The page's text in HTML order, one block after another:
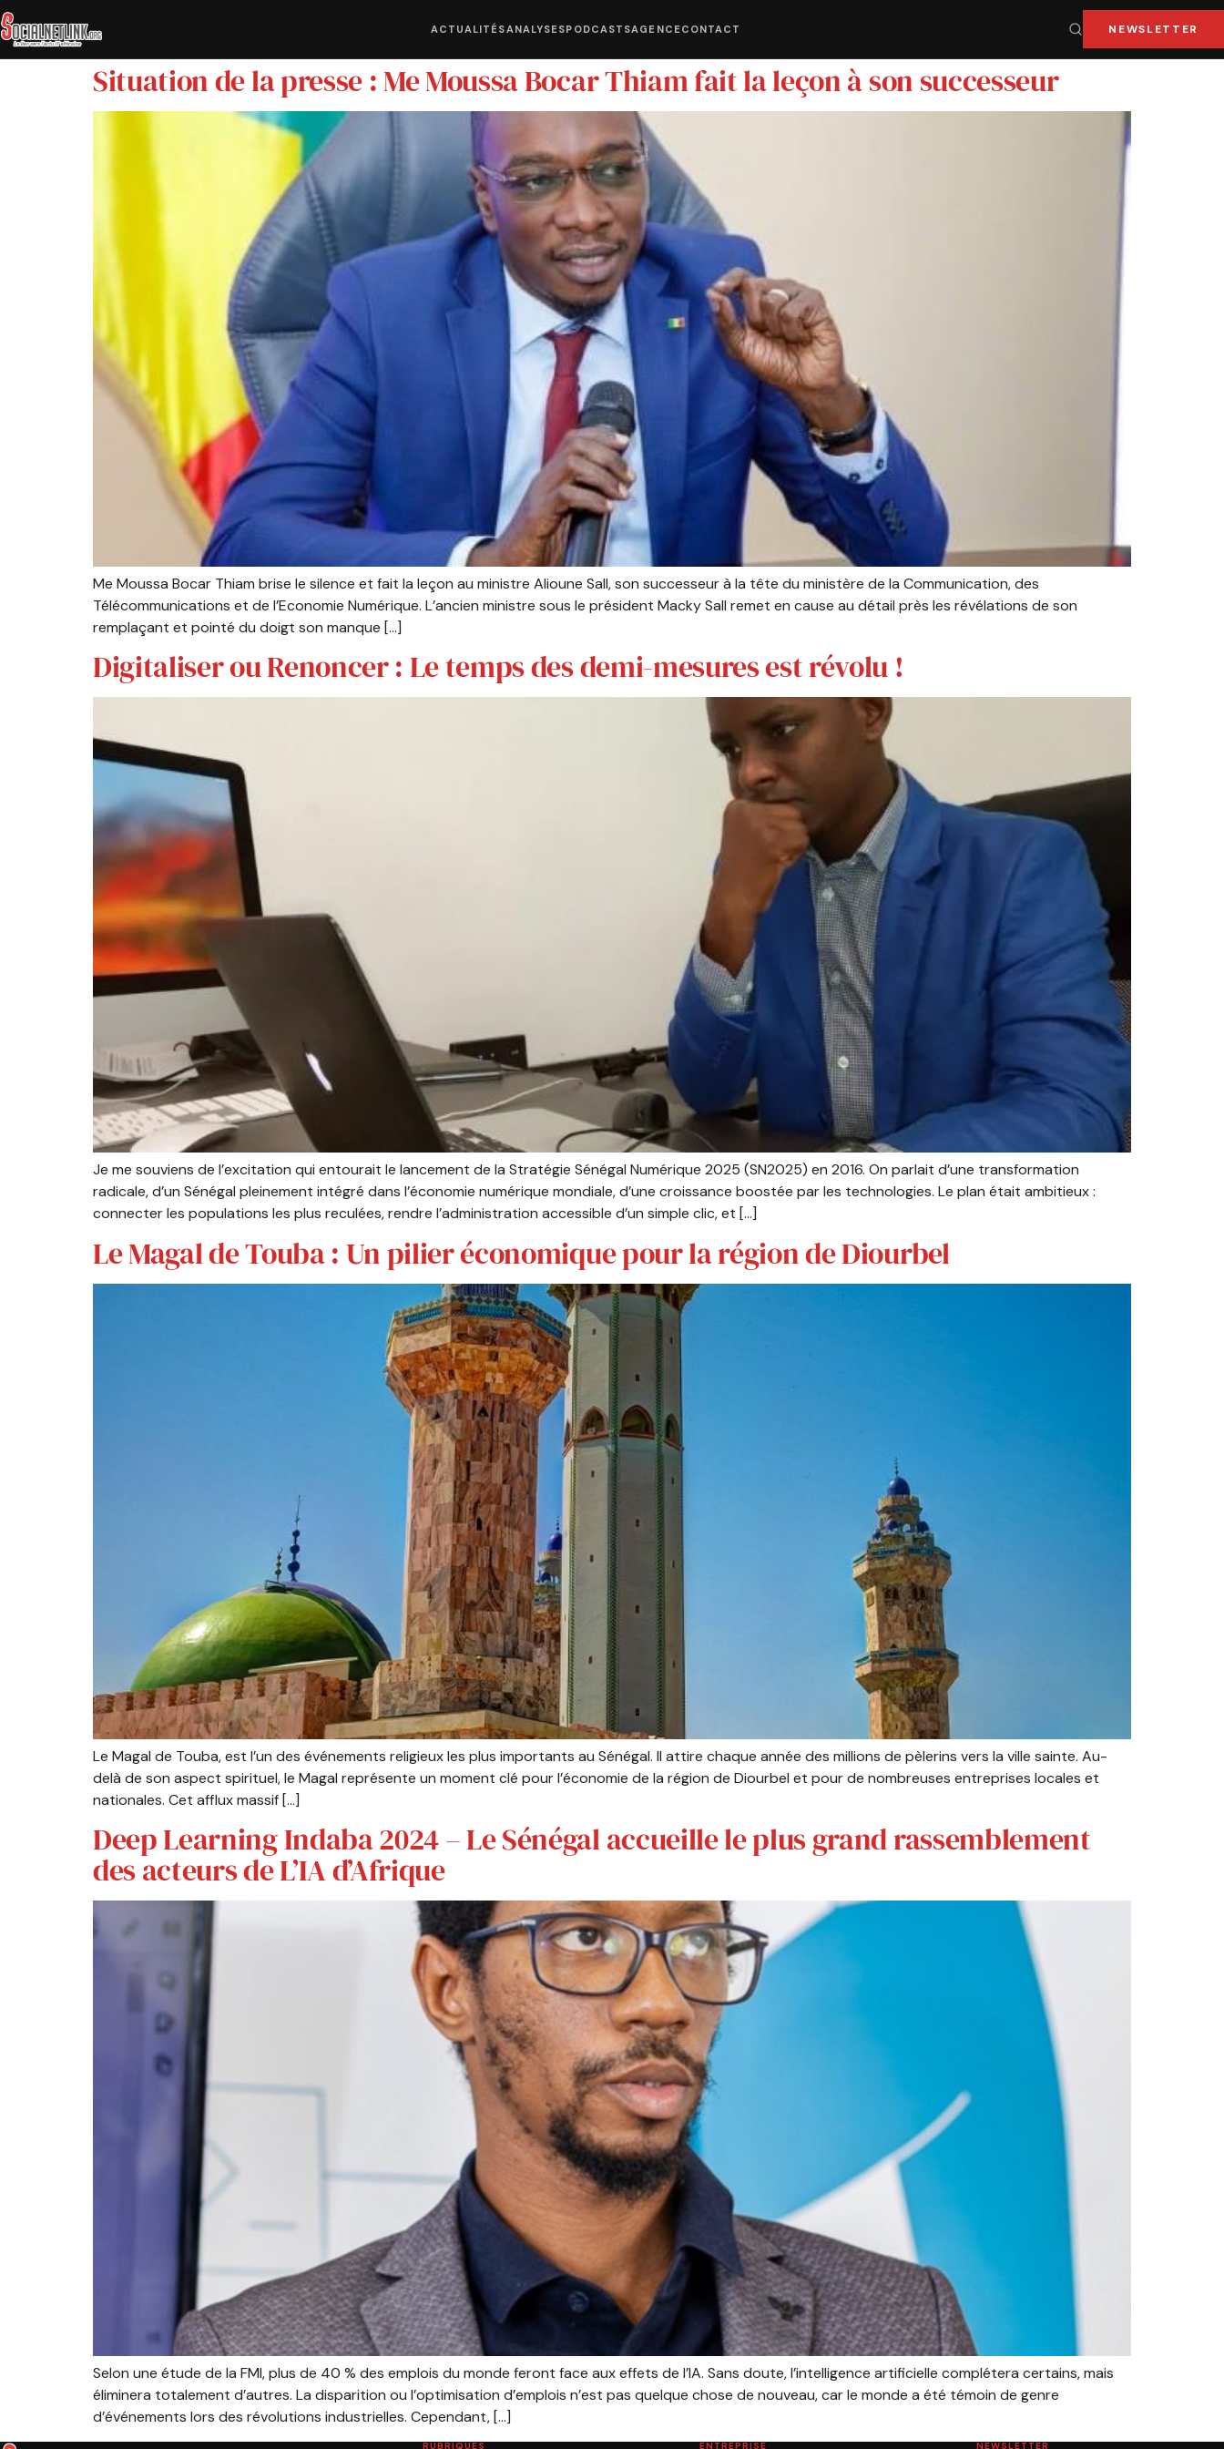
ACTUALITÉSANALYSESPODCASTSAGENCE CONTACT NEWSLETTER
Situation de la presse : Me Moussa Bocar Thiam fait la leçon à son successeur
Me Moussa Bocar Thiam brise le silence et fait la leçon au ministre Alioune Sall, son successeur à la tête du ministère de la Communication, des
Télécommunications et de l’Economie Numérique. L’ancien ministre sous le président Macky Sall remet en cause au détail près les révélations de son
remplaçant et pointé du doigt son manque […]
Digitaliser ou Renoncer : Le temps des demi-mesures est révolu !
Je me souviens de l’excitation qui entourait le lancement de la Stratégie Sénégal Numérique 2025 (SN2025) en 2016. On parlait d’une transformation
radicale, d’un Sénégal pleinement intégré dans l’économie numérique mondiale, d’une croissance boostée par les technologies. Le plan était ambitieux :
connecter les populations les plus reculées, rendre l’administration accessible d’un simple clic, et […]
Le Magal de Touba : Un pilier économique pour la région de Diourbel
Le Magal de Touba, est l’un des événements religieux les plus importants au Sénégal. Il attire chaque année des millions de pèlerins vers la ville sainte. Au-
delà de son aspect spirituel, le Magal représente un moment clé pour l’économie de la région de Diourbel et pour de nombreuses entreprises locales et
nationales. Cet afflux massif […]
Deep Learning Indaba 2024 – Le Sénégal accueille le plus grand rassemblement
des acteurs de L’IA d’Afrique
Selon une étude de la FMI, plus de 40 % des emplois du monde feront face aux effets de l’IA. Sans doute, l’intelligence artificielle complétera certains, mais
éliminera totalement d’autres. La disparition ou l’optimisation d’emplois n’est pas quelque chose de nouveau, car le monde a été témoin de genre
d’événements lors des révolutions industrielles. Cependant, […]
RUBRIQUES ENTREPRISE NEWSLETTER